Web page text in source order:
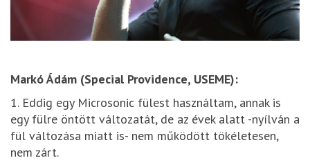
Markó Ádám (Special Providence, USEME):
1. Eddig egy Microsonic fülest használtam, annak is
egy fülre öntött változatát, de az évek alatt -nyílván a
fül változása miatt is- nem működött tökéletesen,
nem zárt.